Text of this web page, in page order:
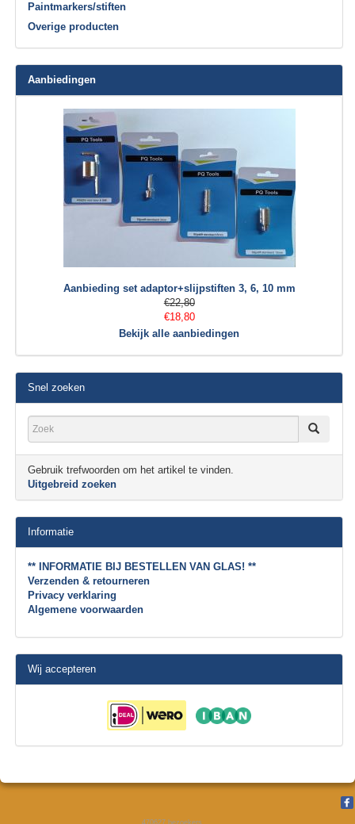
Paintmarkers/stiften
Overige producten
Aanbiedingen
Aanbieding set adaptor+slijpstiften 3, 6, 10 mm
€22,80
€18,80
Bekijk alle aanbiedingen
Snel zoeken
Gebruik trefwoorden om het artikel te vinden.
Uitgebreid zoeken
Informatie
** INFORMATIE BIJ BESTELLEN VAN GLAS! **
Verzenden & retourneren
Privacy verklaring
Algemene voorwaarden
Wij accepteren